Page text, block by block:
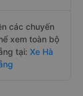
các chuyến
xem toàn bộ
tại: Xe Hà